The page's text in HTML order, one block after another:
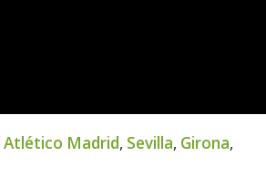
Atlético Madrid, Sevilla, Girona,